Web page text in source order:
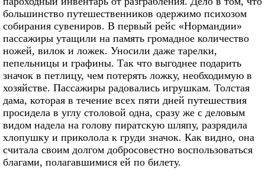
большинство путешественников одержимо психозом
собирания сувениров. В первый рейс «Нормандии»
пассажиры утащили на память громадное количество
ножей, вилок и ложек. Уносили даже тарелки,
пепельницы и графины. Так что выгоднее подарить
значок в петлицу, чем потерять ложку, необходимую в
хозяйстве. Пассажиры радовались игрушкам. Толстая
дама, которая в течение всех пяти дней путешествия
просидела в углу столовой одна, сразу же с деловым
видом надела на голову пиратскую шляпу, разрядила
хлопушку и приколола к груди значок. Как видно, она
считала своим долгом добросовестно воспользоваться
благами, полагавшимися ей по билету.